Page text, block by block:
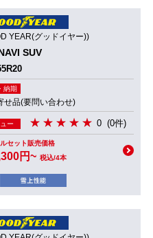
YEAR(グッドイヤー))
SUV
納期
せ品(要問い合わせ)
ー 0 (0件)
セット販売価格
円~ 税込/4本